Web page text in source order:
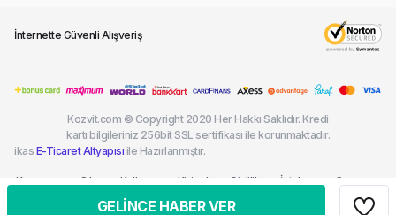
GELİNCE HABER VER
İnternette Güvenli Alışveriş
Kozvit.com © Copyright 2020 Her Hakkı Saklıdır. Kredi
kartı bilgileriniz 256bit SSL sertifikası ile korunmaktadır.
ikas E-Ticaret Altyapısı ile Hazırlanmıştır.
Kargom
Sık
Kullanım
Şartları
Kişisel
Gizlilik
İptal ve
Çerez
Politikası